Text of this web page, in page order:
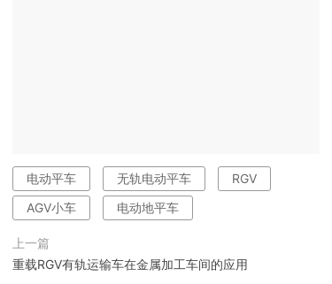
电动平车 无轨电动平车
RGV
AGV小车
电动地平车
上一篇
重载RGV有轨运输车在金属加工车间的应用